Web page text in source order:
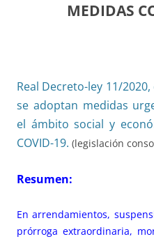
MEDIDAS
Real Decreto-ley 11/
se adoptan medidas
el ámbito social y
COVID-19. (legislación
Resumen:
En arrendamientos,
prórroga extraordinaria,